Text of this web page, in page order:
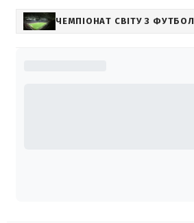
ЧЕМПІОНАТ СВІТУ З